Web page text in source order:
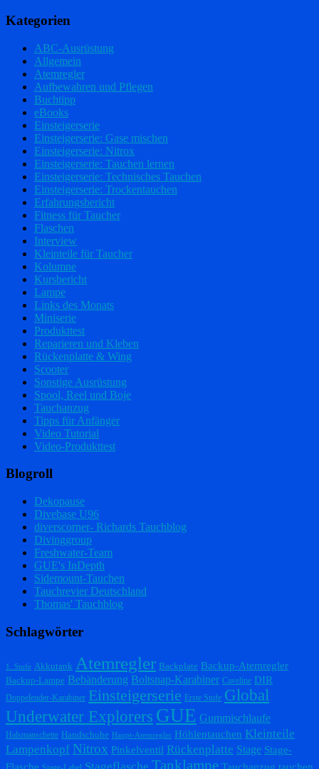
Kategorien
ABC-Ausrüstung
Allgemein
Atemregler
Aufbewahren und Pflegen
Buchtipp
eBooks
Einsteigerserie
Einsteigerserie: Gase mischen
Einsteigerserie: Nitrox
Einsteigerserie: Tauchen lernen
Einsteigerserie: Technisches Tauchen
Einsteigerserie: Trockentauchen
Erfahrungsbericht
Fitness für Taucher
Flaschen
Interview
Kleinteile für Taucher
Kolumne
Kursbericht
Lampe
Links des Monats
Miniserie
Produkttest
Reparieren und Kleben
Rückenplatte & Wing
Scooter
Sonstige Ausrüstung
Spool, Reel und Boje
Tauchanzug
Tipps für Anfänger
Video Tutorial
Video-Produkttest
Blogroll
Dekopause
Divebase U96
diverscorner- Richards Tauchblog
Divinggroup
Freshwater-Team
GUE's InDepth
Sidemount-Tauchen
Tauchrevier Deutschland
Thomas' Tauchblog
Schlagwörter
1. Stufe Akkutank Atemregler Backplate Backup-Atemregler
Backup-Lampe Bebänderung Boltsnap-Karabiner Caveline DIR
Doppelender-Karabiner Einsteigerserie Erste Stufe Global
Underwater Explorers GUE Gummischlaufe
Halsmanschette Handschuhe Haupt-Atemregler Höhlentauchen Kleinteile
Lampenkopf Nitrox Pinkelventil Rückenplatte Stage Stage-
Flasche
Stageflasche Tanklampe Tauchanzug tauchen